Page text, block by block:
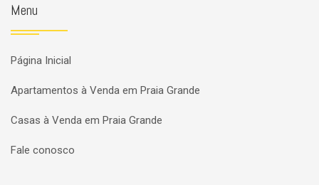
Menu
Página Inicial
Apartamentos à Venda em Praia Grande
Casas à Venda em Praia Grande
Fale conosco